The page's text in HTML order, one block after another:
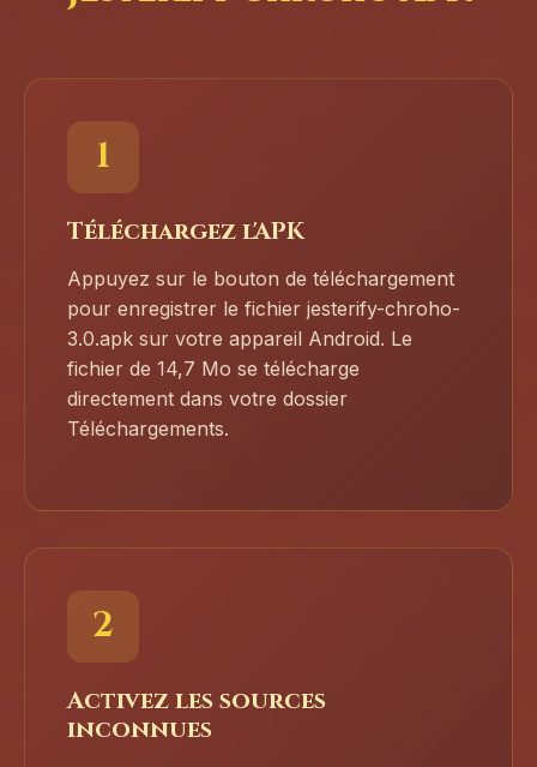
1
Téléchargez l'APK
Appuyez sur le bouton de téléchargement
pour enregistrer le fichier jesterify-chroho-
3.0.apk sur votre appareil Android. Le
fichier de 14,7 Mo se télécharge
directement dans votre dossier
Téléchargements.
2
Activez les sources
inconnues